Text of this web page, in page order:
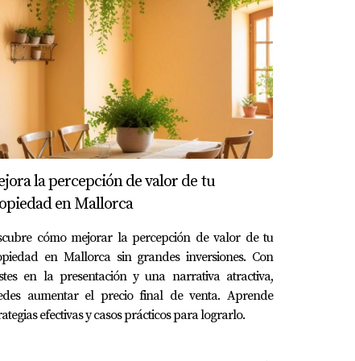
usar rangos psicológicos como
similares recientemente.
la presentación visual también
demasiado tu ganancia.
la percepción de valor de tu
en Mallorca
cómo mejorar la percepción de valor de tu
en Mallorca sin grandes inversiones. Con
en la presentación y una narrativa atractiva,
aumentar el precio final de venta. Aprende
efectivas y casos prácticos para lograrlo.